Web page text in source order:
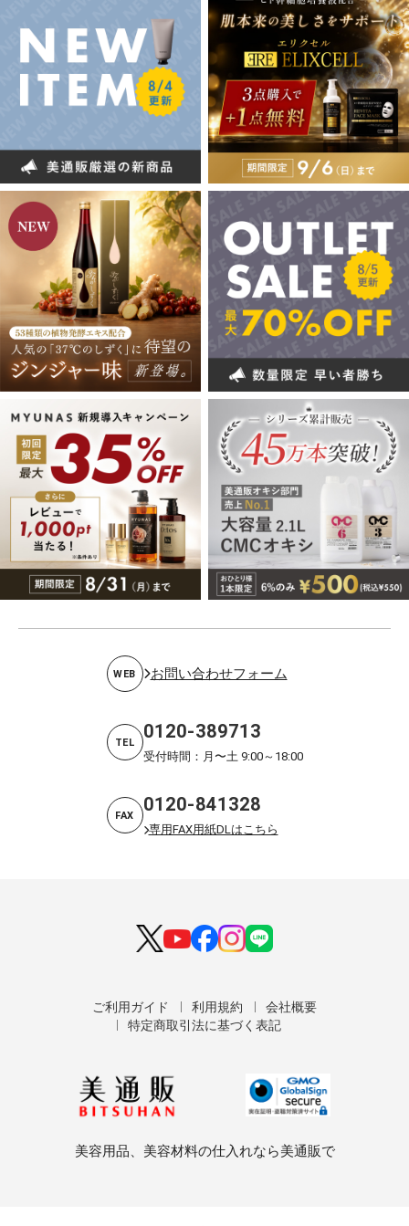
WEB お問い合わせフォーム
TEL 0120-389713
受付時間：月〜土 9:00～18:00
FAX 0120-841328
専用FAX用紙DLはこちら
ご利用ガイド 利用規約
会社概要
特定商取引法に基づく表記
美容用品、美容材料の仕入れなら美通販で